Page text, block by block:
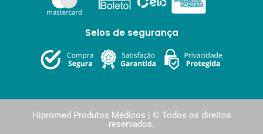
Selos de segurança
Hipromed Produtos Médicos | © Todos os direitos
reservados.